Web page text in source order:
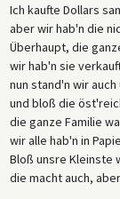
Ich kaufte Dollars
aber wir hab'n die
Überhaupt, die
wir hab'n sie
nun stand'n wir
und bloß die
die ganze Familie
wir alle hab'n in
Bloß unsre Kleinste
die macht auch,